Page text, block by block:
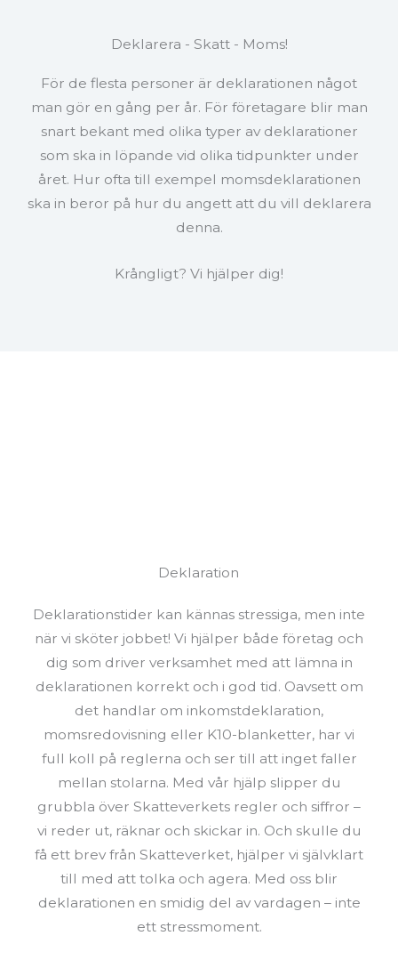
Deklarera - Skatt - Moms!
För de flesta personer är deklarationen något
man gör en gång per år. För företagare blir man
snart bekant med olika typer av deklarationer
som ska in löpande vid olika tidpunkter under
året. Hur ofta till exempel momsdeklarationen
ska in beror på hur du angett att du vill deklarera
denna.
Krångligt? Vi hjälper dig!
Deklaration
Deklarationstider kan kännas stressiga, men inte
när vi sköter jobbet! Vi hjälper både företag och
dig som driver verksamhet med att lämna in
deklarationen korrekt och i god tid. Oavsett om
det handlar om inkomstdeklaration,
momsredovisning eller K10-blanketter, har vi
full koll på reglerna och ser till att inget faller
mellan stolarna. Med vår hjälp slipper du
grubbla över Skatteverkets regler och siffror –
vi reder ut, räknar och skickar in. Och skulle du
få ett brev från Skatteverket, hjälper vi självklart
till med att tolka och agera. Med oss blir
deklarationen en smidig del av vardagen – inte
ett stressmoment.